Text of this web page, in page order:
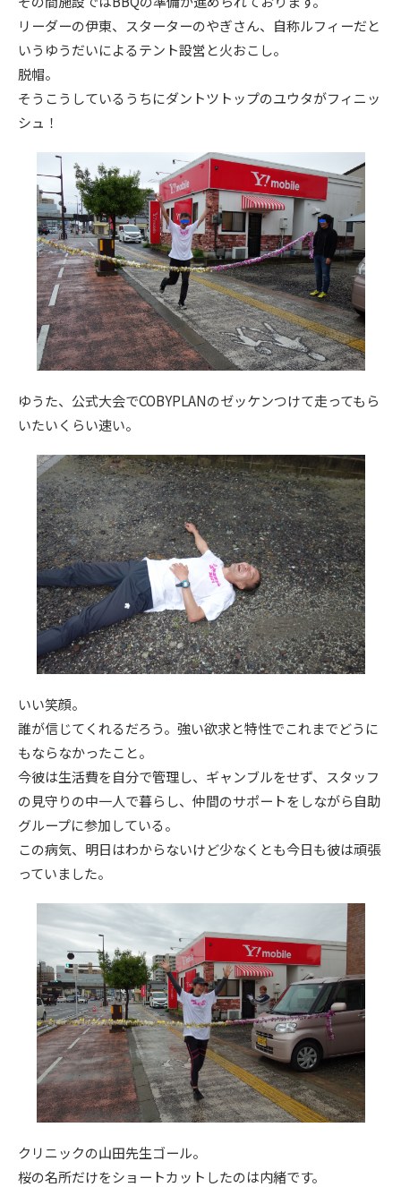
リーダーの伊東、スターターのやぎさん、自称ルフィーだと
いうゆうだいによるテント設営と火おこし。
脱帽。
そうこうしているうちにダントツトップのユウタがフィニッ
シュ！
ゆうた、公式大会でCOBYPLANのゼッケンつけて走ってもら
いたいくらい速い。
いい笑顔。
誰が信じてくれるだろう。強い欲求と特性でこれまでどうに
もならなかったこと。
今彼は生活費を自分で管理し、ギャンブルをせず、スタッフ
の見守りの中一人で暮らし、仲間のサポートをしながら自助
グループに参加している。
この病気、明日はわからないけど少なくとも今日も彼は頑張
っていました。
クリニックの山田先生ゴール。
桜の名所だけをショートカットしたのは内緒です。